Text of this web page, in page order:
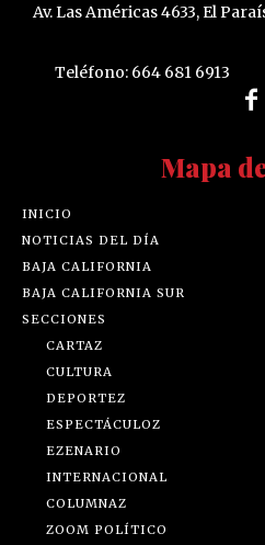
Av. Las Américas 4633, El
Teléfono: 664 681 6913
Mapa
INICIO
NOTICIAS DEL DÍA
BAJA CALIFORNIA
BAJA CALIFORNIA SUR
SECCIONES
CARTAZ
CULTURA
DEPORTEZ
ESPECTÁCULOZ
EZENARIO
INTERNACIONAL
COLUMNAZ
ZOOM POLÍTICO